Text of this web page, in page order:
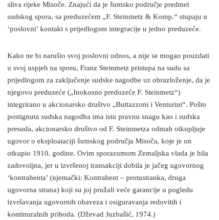
sliva rijeke Misoče. Znajući da je šumsko područje predmet
sudskog spora, sa preduzećem „F. Steinmetz & Komp.“ stupaju u
‘poslovni’ kontakt s prijedlogom integracije u jedno preduzeće.
Kako ne bi narušio svoj poslovni odnos, a nije se mogao pouzdati
u svoj uspjeh na sporu, Franz Steinmetz pristupa na sudu sa
prijedlogom za zaključenje sudske nagodbe uz obrazloženje, da je
njegovo preduzeće („Inokosno preduzeće F. Steinmetz“)
integrirano u akcionarsko društvo „Buttazzoni i Venturini“. Pošto
postignuta sudska nagodba ima istu pravnu snagu kao i sudska
presuda, akcionarsko društvo od F. Steinmetza odmah otkupljuje
ugovor o eksploataciji šumskog područja Misoča, koje je on
otkupio 1910. godine. Ovim sporazumom Zemaljska vlada je bila
zadovoljna, jer u izvršenoj transakciji dobila je jačeg ugovornog
‘kontrahenta’ (njemački: Kontrahent – protustranka, druga
ugovorna strana) koji su joj pružali veće garancije u pogledu
izvršavanja ugovornih obaveza i osiguravanja redovitih i
kontinuralnih prihoda. (Dževad Juzbašić, 1974.)